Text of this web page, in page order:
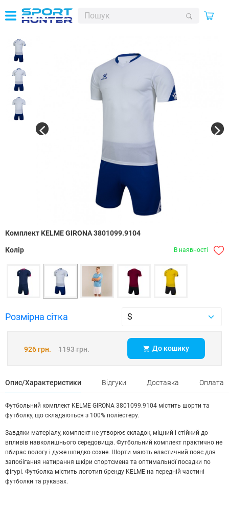
Комплект KELME GIRONA 3801099.9104
В наявності
Колір
Розмірна сітка
926 грн. 1193 грн. До кошику
Опис/Характеристики Відгуки Доставка Оплата
Футбольний комплект KELME GIRONA 3801099.9104 містить шорти та
футболку, що складаються з 100% поліестеру.
Завдяки матеріалу, комплект не утворює складок, міцний і стійкий до
впливів навколишнього середовища. Футбольний комплект практично не
вбирає вологу і дуже швидко сохне. Шорти мають еластичний пояс для
запобігання натирання шкіри спортсмена та оптимальної посадки по
фігурі. Футболка містить логотип бренду KELME на передній частині
футболки та рукавах.